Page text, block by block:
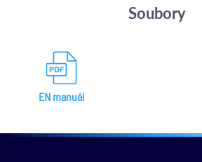
Soubory
EN manuál